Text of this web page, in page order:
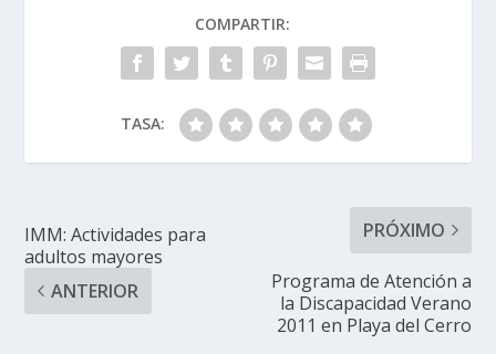
COMPARTIR:
TASA:
IMM: Actividades para
adultos mayores
ANTERIOR
PRÓXIMO
Programa de Atención a
la Discapacidad Verano
2011 en Playa del Cerro